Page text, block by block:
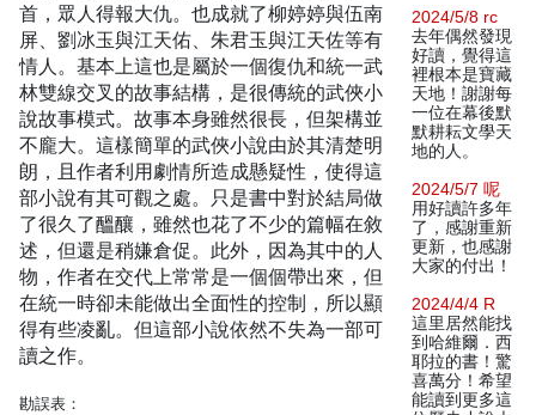
首，眾人得報大仇。也成就了柳婷婷與伍南
屏、劉冰玉與江天佑、朱君玉與江天佐等有
情人。基本上這也是屬於一個復仇和統一武
林雙線交叉的故事結構，是很傳統的武俠小
說故事模式。故事本身雖然很長，但架構並
不龐大。這樣簡單的武俠小說由於其清楚明
朗，且作者利用劇情所造成懸疑性，使得這
部小說有其可觀之處。只是書中對於結局做
了很久了醞釀，雖然也花了不少的篇幅在敘
述，但還是稍嫌倉促。此外，因為其中的人
物，作者在交代上常常是一個個帶出來，但
在統一時卻未能做出全面性的控制，所以顯
得有些凌亂。但這部小說依然不失為一部可
讀之作。
勘誤表：
2024/5/8 rc
去年偶然發現
好讀，覺得這
裡根本是寶藏
天地！謝謝每
一位在幕後默
默耕耘文學天
地的人。
2024/5/7 呢
用好讀許多年
了，感謝重新
更新，也感謝
大家的付出！
2024/4/4 R
這里居然能找
到哈維爾．西
耶拉的書！驚
喜萬分！希望
能讀到更多這